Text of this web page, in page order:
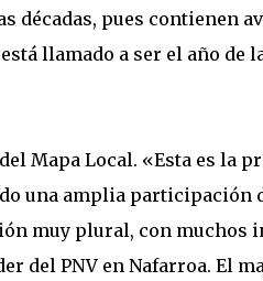
décadas, pues contienen
llamado a ser el año de
Mapa Local. «Esta es la
una amplia participación
muy plural, con muchos
del PNV en Nafarroa. El